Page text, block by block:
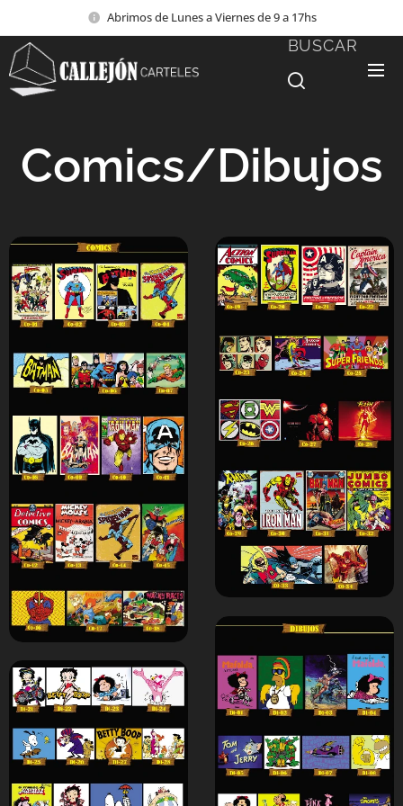
Abrimos de Lunes a Viernes de 9 a 17hs
BUSCAR
Comics/Dibujos